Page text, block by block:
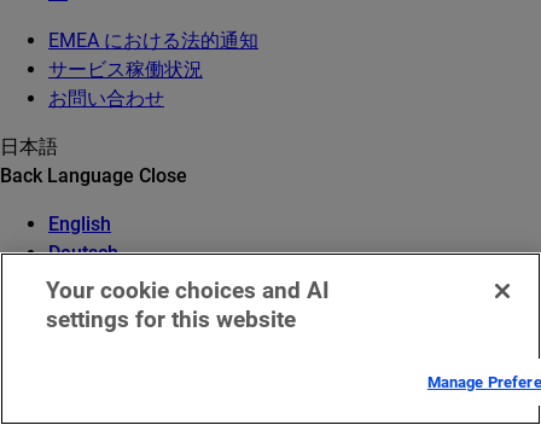
EMEA における法的通知
サービス稼働状況
お問い合わせ
日本語
Back Language Close
English
Deutsch
Español
Français
Italiano
Your cookie choices and AI
settings for this website
Manage